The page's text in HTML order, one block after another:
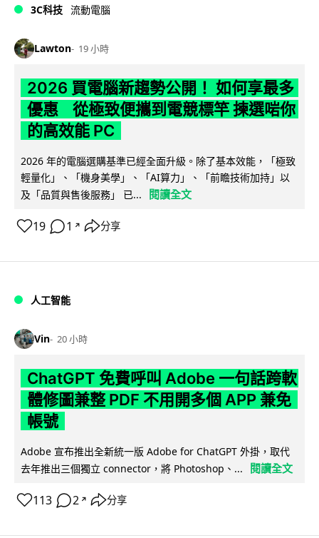
3C科技 流動電腦
Lawton 19 小時
2026 買電腦新趨勢公開！ 如何享最多
優惠 從極致便攜到電競標竿 揀選啱你
的高效能 PC
2026 年的電腦選購基準已經全面升級。除了基本效能，「極致
輕量化」、「機身美學」、「AI算力」、「前瞻技術加持」以
及「品質與售後服務」 已...
閱讀全文
19 1 ↗ 分享
人工智能
Vin 20 小時
ChatGPT 免費呼叫 Adobe 一句話跨軟
體修圖兼整 PDF 不用開多個 APP 兼免
帳號
Adobe 宣布推出全新統一版 Adobe for ChatGPT 外掛，取代
去年推出三個獨立 connector，將 Photoshop、...
閱讀全文
113 2 ↗ 分享